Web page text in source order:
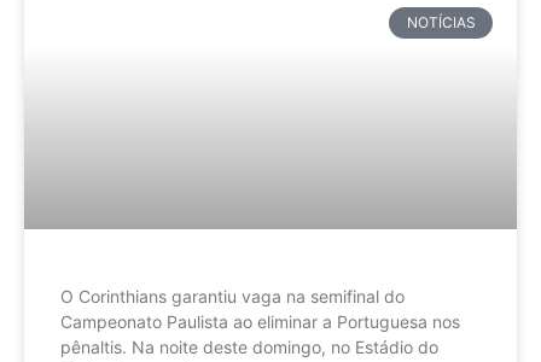
NOTÍCIAS
O Corinthians garantiu vaga na semifinal do
Campeonato Paulista ao eliminar a Portuguesa nos
pênaltis. Na noite deste domingo, no Estádio do